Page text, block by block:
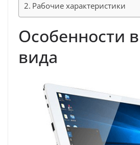
Рабочие характеристики
Особенности
вида